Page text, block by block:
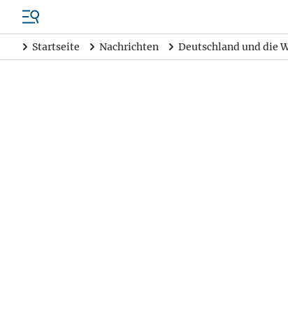
Startseite Nachrichten Deutschland und die